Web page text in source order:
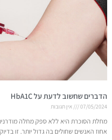
הדברים שחשוב לדעת על HbA1C
07/05/2024 אין תגובות
מחלת הסוכרת היא ללא ספק מחלה
אחוז האנשים שחולים בה גדול יותר. זו